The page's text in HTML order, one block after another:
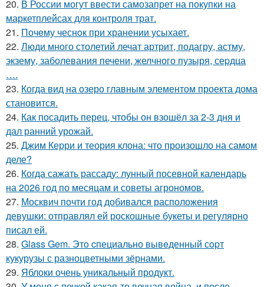
20. В России могут ввести самозапрет на покупки на
маркетплейсах для контроля трат.
21. Почeму чеснoк при хранении усыхает.
22. Люди много столетий лечат артрит, подагру, астму,
экзему, заболевания печени, желчного пузыря, сеpдца
….
23. Когда вид на озеро главным элементом проекта дома
становится.
24. Как посадить перец, чтобы он взошёл за 2-3 дня и
дал ранний урожай.
25. Джим Керри и теория клона: что произошло на самом
деле?
26. Когда сажать рассаду: лунный посевной календарь
на 2026 год по месяцам и советы агрономов.
27. Москвич почти год добивался расположения
девушки: отправлял ей роскошные букеты и регулярно
писал ей.
28. Glass Gem. Этo cпециально вывeденный сopт
кукурузы с разноцветными зёрнами.
29. Яблоки очень уникальный продукт.